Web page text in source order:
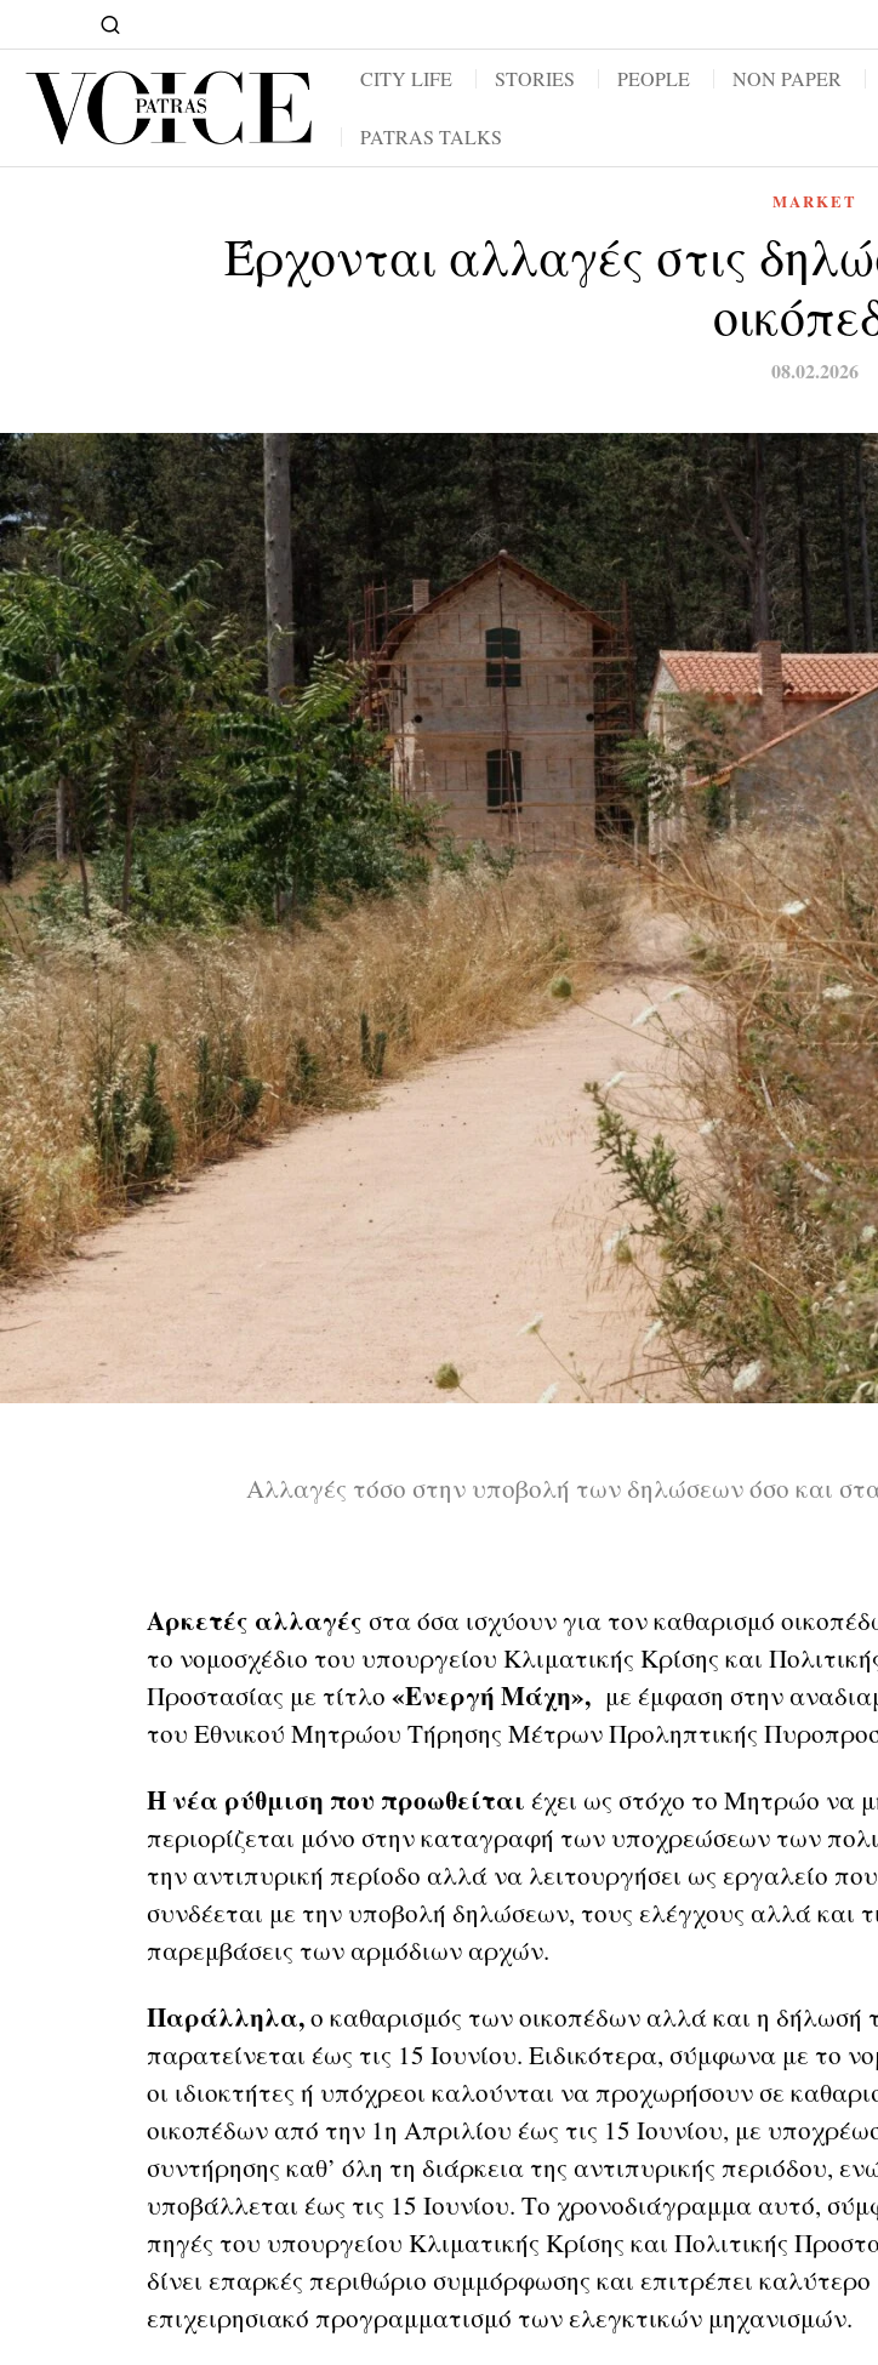
CITY LIFE STORIES PEOPLE NON PAPER
PATRAS TALKS
MARKET
Έρχονται αλλαγές στις
08.02.2026
Αλλαγές τόσο στην υποβολή των δηλώσεων όσο και
Αρκετές αλλαγές στα όσα ισχύουν για τον καθαρισμό
το νομοσχέδιο του υπουργείου Κλιματικής Κρίσης και
Προστασίας με τίτλο «Ενεργή Μάχη»,με έμφαση στην
του Εθνικού Μητρώου Τήρησης Μέτρων Προληπτικής
Η νέα ρύθμιση που προωθείται έχει ως στόχο το Μητρώο να
περιορίζεται μόνο στην καταγραφή των υποχρεώσεων των
την αντιπυρική περίοδο αλλά να λειτουργήσει ως εργαλείο
συνδέεται με την υποβολή δηλώσεων, τους ελέγχους αλλά και
παρεμβάσεις των αρμόδιων αρχών.
Παράλληλα,ο καθαρισμός των οικοπέδων αλλά και η δήλωσή
παρατείνεται έως τις 15 Ιουνίου. Ειδικότερα, σύμφωνα με το
οι ιδιοκτήτες ή υπόχρεοι καλούνται να προχωρήσουν σε
οικοπέδων από την 1η Απριλίου έως τις 15 Ιουνίου, με
συντήρησης καθ’ όλη τη διάρκεια της αντιπυρικής περιόδου,
υποβάλλεται έως τις 15 Ιουνίου. Το χρονοδιάγραμμα αυτό,
πηγές του υπουργείου Κλιματικής Κρίσης και Πολιτικής
δίνει επαρκές περιθώριο συμμόρφωσης και επιτρέπει καλύτερο
επιχειρησιακό προγραμματισμό των ελεγκτικών μηχανισμών.